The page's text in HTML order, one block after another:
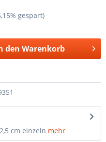
gespart)
den Warenkorb
cm einzeln mehr